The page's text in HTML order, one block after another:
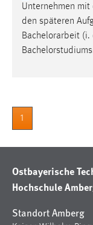
Unternehmen mit
den späteren
Bachelorarbeit (i.
1
Ostbayerische
Hochschule
Standort Amberg
Name:
chat-frame-
Jahre,
Login
Name:
fe_user,